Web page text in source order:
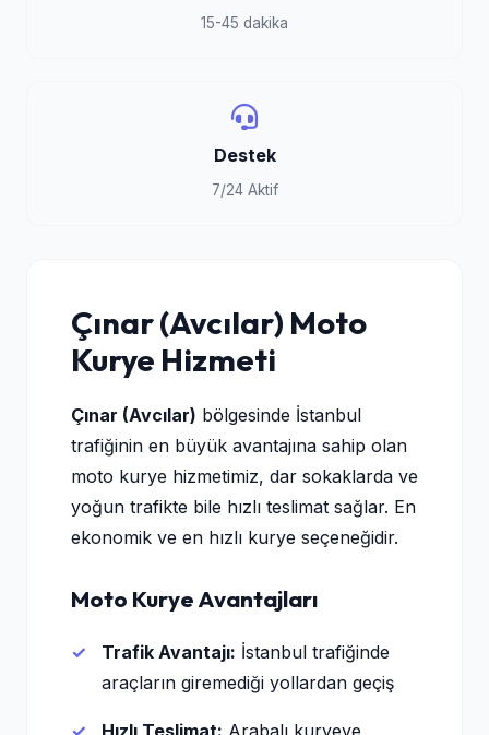
15-45 dakika
Destek
7/24 Aktif
Çınar (Avcılar) Moto
Kurye Hizmeti
Çınar (Avcılar) bölgesinde İstanbul
trafiğinin en büyük avantajına sahip olan
moto kurye hizmetimiz, dar sokaklarda ve
yoğun trafikte bile hızlı teslimat sağlar. En
ekonomik ve en hızlı kurye seçeneğidir.
Moto Kurye Avantajları
Trafik Avantajı: İstanbul trafiğinde
araçların giremediği yollardan geçiş
Hızlı Teslimat: Arabalı kuryeye